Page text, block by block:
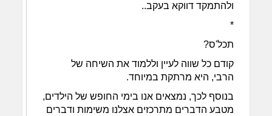
ולהתמקד דווקא בעקב..
*
תכל'ס?
קודם כל שווה לעיין וללמוד את השיחה של
הרבי, היא מרתקת במיוחד.
בנוסף לכך, נמצאים אנו בימי החופש של הילדים,
מטבע הדברים מתרכזים אצלנו משימות ודברים